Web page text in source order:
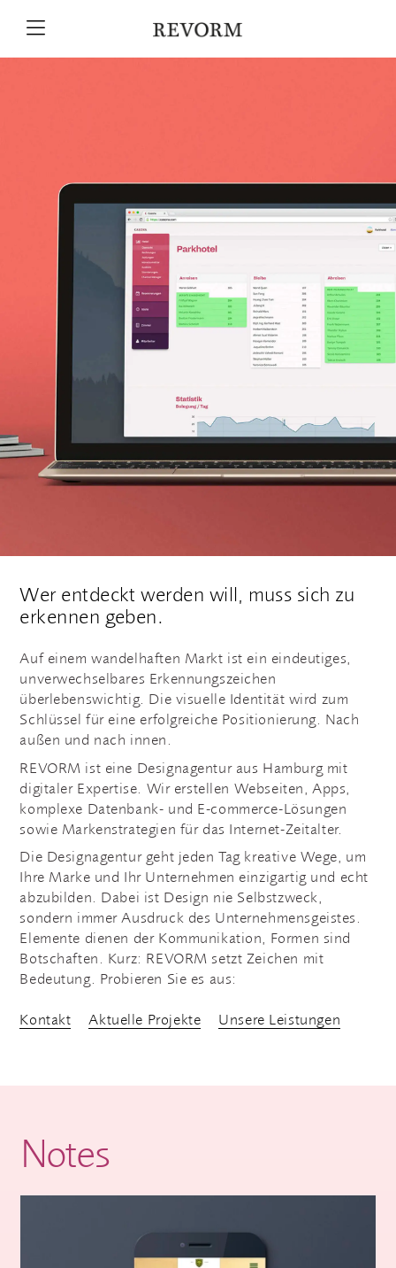
Wer entdeckt werden will, muss sich zu
erkennen geben.
Auf einem wandelhaften Markt ist ein eindeutiges,
unverwechselbares Erkennungszeichen
überlebenswichtig. Die visuelle Identität wird zum
Schlüssel für eine erfolgreiche Positionierung. Nach
außen und nach innen.
REVORM ist eine Designagentur aus Hamburg mit
digitaler Expertise. Wir erstellen Webseiten, Apps,
komplexe Datenbank- und E-commerce-Lösungen
sowie Markenstrategien für das Internet-Zeitalter.
Die Designagentur geht jeden Tag kreative Wege, um
Ihre Marke und Ihr Unternehmen einzigartig und echt
abzubilden. Dabei ist Design nie Selbstzweck,
sondern immer Ausdruck des Unternehmensgeistes.
Elemente dienen der Kommunikation, Formen sind
Botschaften. Kurz: REVORM setzt Zeichen mit
Bedeutung. Probieren Sie es aus:
Kontakt Aktuelle Projekte Unsere Leistungen
Notes